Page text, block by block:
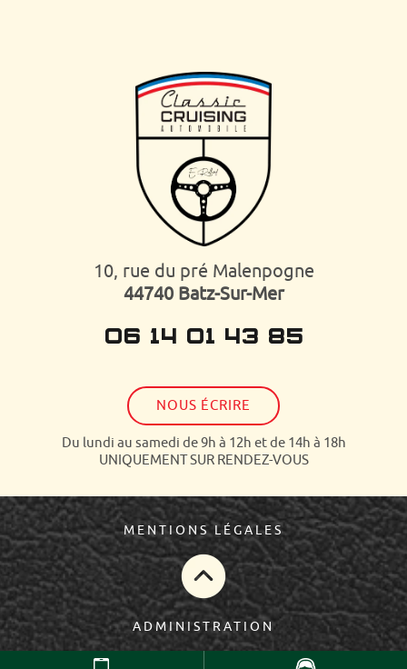
10, rue du pré Malenpogne
44740 Batz-Sur-Mer
06 14 01 43 85
NOUS ÉCRIRE
Du lundi au samedi de 9h à 12h et de 14h à 18h
UNIQUEMENT SUR RENDEZ-VOUS
MENTIONS LÉGALES
ADMINISTRATION